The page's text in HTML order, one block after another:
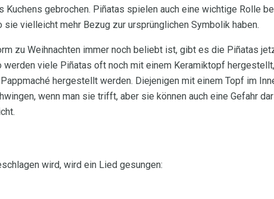
Kuchens gebrochen. Piñatas spielen auch eine wichtige Rolle
sie vielleicht mehr Bezug zur ursprünglichen Symbolik haben.
zu Weihnachten immer noch beliebt ist, gibt es die Piñatas
werden viele Piñatas oft noch mit einem Keramiktopf
hergestellt werden. Diejenigen mit einem Topf im
wenn man sie trifft, aber sie können auch eine Gefahr
wird, wird ein Lied gesungen: